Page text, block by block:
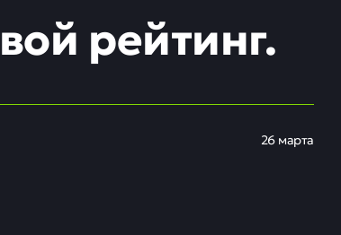
рейтинг.
26 марта